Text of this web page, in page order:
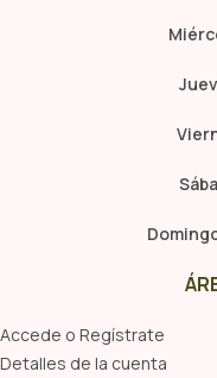
Accede o Regístrate
Detalles de la cuenta